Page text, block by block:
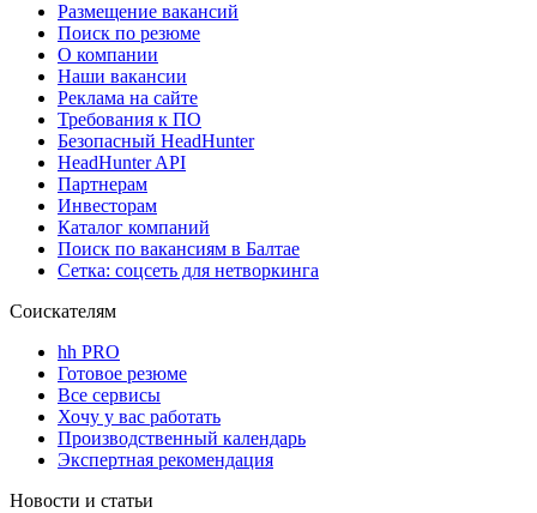
Размещение вакансий
Поиск по резюме
О компании
Наши вакансии
Реклама на сайте
Требования к ПО
Безопасный HeadHunter
HeadHunter API
Партнерам
Инвесторам
Каталог компаний
Поиск по вакансиям в Балтае
Сетка: соцсеть для нетворкинга
Соискателям
hh PRO
Готовое резюме
Все сервисы
Хочу у вас работать
Производственный календарь
Экспертная рекомендация
Новости и статьи